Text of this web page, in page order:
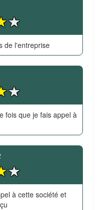
de l'entreprise
fois que je fais appel à
à cette société et